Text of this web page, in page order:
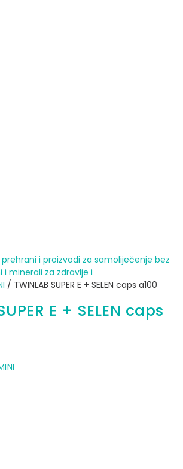
i proizvodi za samoliječenje bez
i minerali za zdravlje i
/ TWINLAB SUPER E + SELEN caps a100
E + SELEN caps